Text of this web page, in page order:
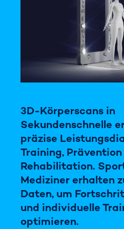
3D-Körperscans in
Sekundenschnelle
präzise
Training, Prävention
Rehabilitation.
Mediziner erhalten
Daten, um
und individuelle
optimieren.